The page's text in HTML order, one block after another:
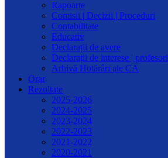
Rapoarte
Comisii | Decizii | Proceduri
Contabilitate
Educativ
Declarații de avere
Declarații de interese | profesori
Arhivă Hotărâri ale CA
Orar
Rezultate
2025-2026
2024-2025
2023-2024
2022-2023
2021-2022
2020-2021